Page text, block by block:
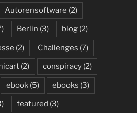
Autorensoftware (2)
Berlin (3) blog (2)
(2) Challenges (7)
(2) conspiracy (2)
ebook (5) ebooks (3)
featured (3)